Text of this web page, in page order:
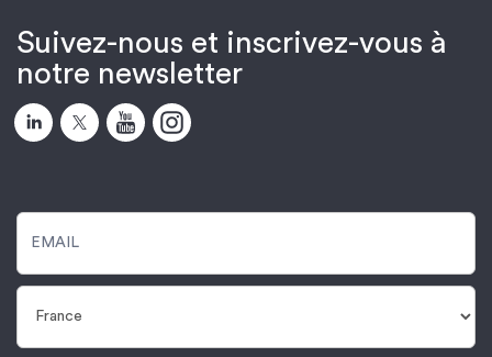
Suivez-nous et inscrivez-vous à
notre newsletter